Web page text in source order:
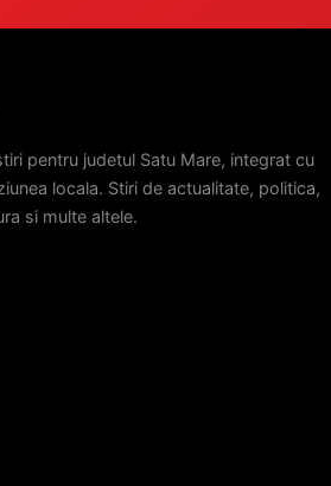
pentru judetul Satu Mare, integrat cu
locala. Stiri de actualitate, politica,
si multe altele.